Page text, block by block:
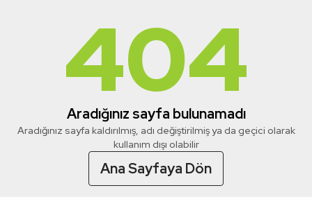
404
Aradığınız sayfa bulunamadı
Aradığınız sayfa kaldırılmış, adı değiştirilmiş ya da geçici olarak
kullanım dışı olabilir
Ana Sayfaya Dön